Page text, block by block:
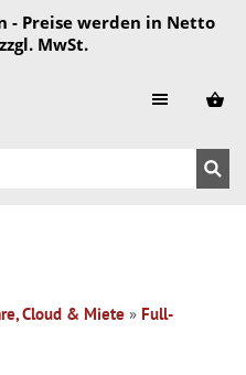
- Preise werden in Netto
MwSt.
Cloud & Miete » Full-